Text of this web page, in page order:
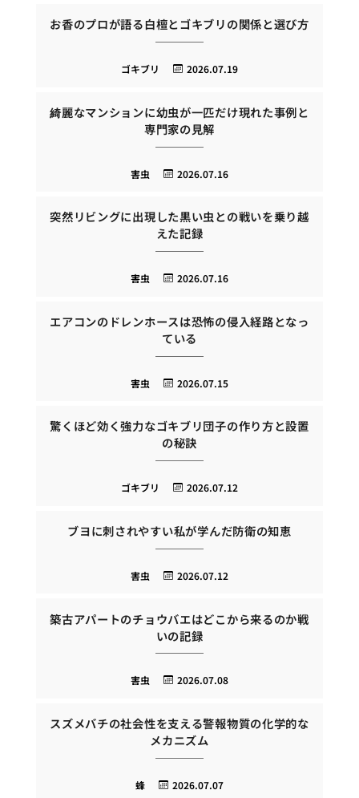
お香のプロが語る白檀とゴキブリの関係と選び方
2026.07.19
ゴキブリ
綺麗なマンションに幼虫が一匹だけ現れた事例と
専門家の見解
2026.07.16
害虫
突然リビングに出現した黒い虫との戦いを乗り越
えた記録
2026.07.16
害虫
エアコンのドレンホースは恐怖の侵入経路となっ
ている
2026.07.15
害虫
驚くほど効く強力なゴキブリ団子の作り方と設置
の秘訣
2026.07.12
ゴキブリ
ブヨに刺されやすい私が学んだ防衛の知恵
2026.07.12
害虫
築古アパートのチョウバエはどこから来るのか戦
いの記録
2026.07.08
害虫
スズメバチの社会性を支える警報物質の化学的な
メカニズム
2026.07.07
蜂